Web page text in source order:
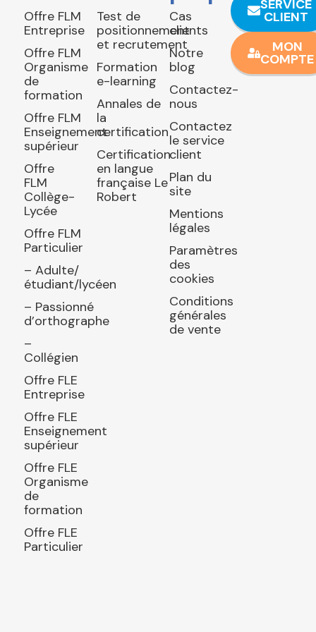
Offre FLM
Entreprise
Offre FLM
Organisme
de
formation
Offre FLM
Enseignement
supérieur
Offre
FLM
Collège-
Lycée
Offre FLM
Particulier
– Adulte/
étudiant/lycéen
– Passionné
d’orthographe
–
Collégien
Offre FLE
Entreprise
Offre FLE
Enseignement
supérieur
Offre FLE
Organisme
de
formation
Offre FLE
Particulier
Test de
positionnement
et recrutement
Formation
e-learning
Annales de
la
certification
Certification
en langue
française Le
Robert
Cas
clients
Notre
blog
Contactez-
nous
Contactez
le service
client
Plan du
site
Mentions
légales
Paramètres
des
cookies
Conditions
générales
de vente
SERVICE
CLIENT
MON
COMPTE